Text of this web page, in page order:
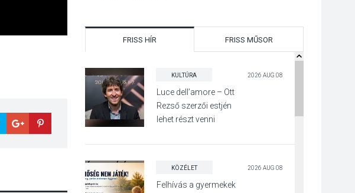
FRISS HÍR FRISS MŰSOR
KULTÚRA 2026 AUG 08
Luce dell’amore – Ott
Rezső szerzői estjén
lehet részt venni
KÖZÉLET 2026 AUG 08
Felhívás a gyermekek